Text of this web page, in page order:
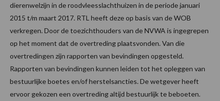
dierenwelzijn in de roodvleesslachthuizen in de periode januari
2015 t/m maart 2017. RTL heeft deze op basis van de WOB
verkregen. Door de toezichthouders van de NVWA is ingegrepen
op het moment dat de overtreding plaatsvonden. Van die
overtredingen zijn rapporten van bevindingen opgesteld.
Rapporten van bevindingen kunnen leiden tot het opleggen van
bestuurlijke boetes en/of herstelsancties. De wetgever heeft
ervoor gekozen een overtreding altijd bestuurlijk te beboeten.